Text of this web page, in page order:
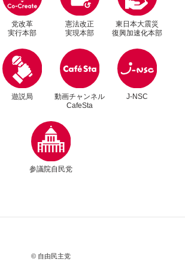
党改革
実行本部
憲法改正
実現本部
東日本大震災
復興加速化本部
遊説局
別ウィンドウリンク
動画チャンネル
CafeSta
J-NSC
参議院自民党
別ウィンドウリンク
© 自由民主党